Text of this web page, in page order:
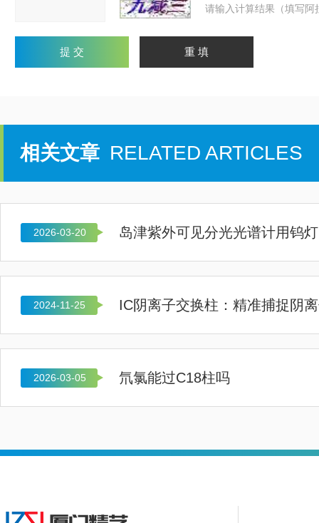
请输入计算结果（填写
相关文章 RELATED ARTICLES
2026-03-20 岛津紫外可见分光光谱计用钨
2024-11-25 IC阴离子交换柱：精准捕捉阴
2026-03-05 氘氯能过C18柱吗